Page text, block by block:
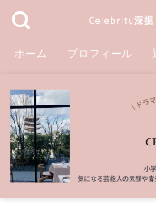
Celebrity深掘
ホーム プロフィール